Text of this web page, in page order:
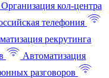
Организация кол-центра
телефония
рекрутинга
Автоматизация
разговоров